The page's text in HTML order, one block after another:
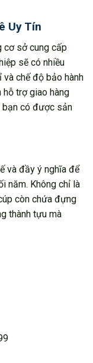
Uy Tín
cơ sở cung cấp
sẽ có nhiều
chế độ bảo hành
trợ giao hàng
bạn có được sản
và đầy ý nghĩa để
năm. Không chỉ là
còn chứa đựng
thành tựu mà